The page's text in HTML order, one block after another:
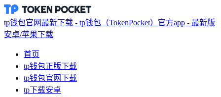
tp钱包官网最新下载 - tp钱包（TokenPocket）官方app - 最新版
安卓/苹果下载
首页
tp钱包正版下载
tp钱包官网下载
tp下载安卓